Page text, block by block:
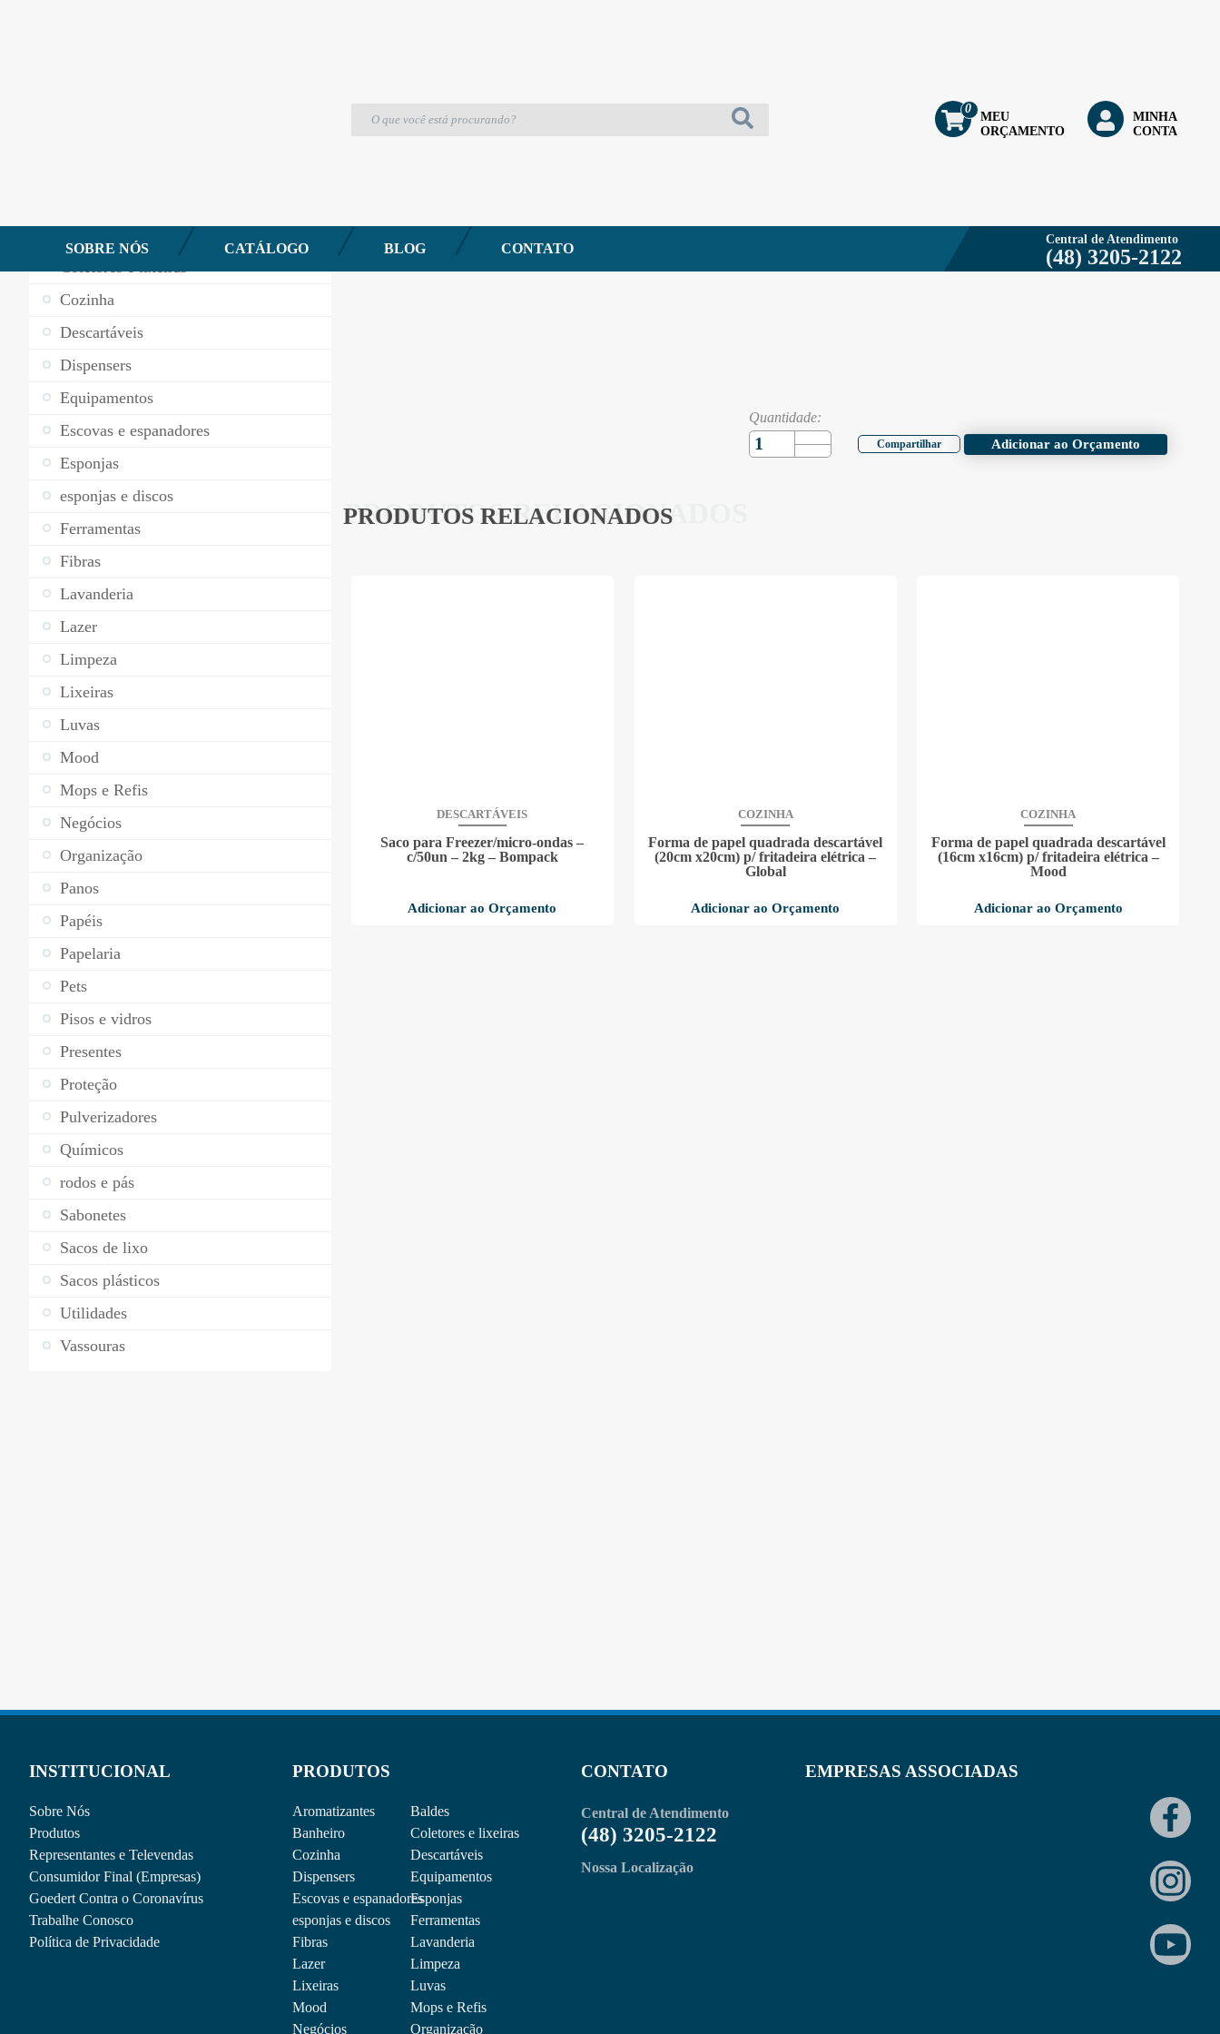
MEU
ORÇAMENTO
0
MINHA
CONTA
SOBRE NÓS CATÁLOGO BLOG CONTATO
Central de Atendimento
(48) 3205-2122
Coletores e lixeiras
Cozinha
Descartáveis
Dispensers
Equipamentos
Escovas e espanadores
Esponjas
esponjas e discos
Ferramentas
Fibras
Lavanderia
Lazer
Limpeza
Lixeiras
Luvas
Mood
Mops e Refis
Negócios
Organização
Panos
Papéis
Papelaria
Pets
Pisos e vidros
Presentes
Proteção
Pulverizadores
Químicos
rodos e pás
Sabonetes
Sacos de lixo
Sacos plásticos
Utilidades
Vassouras
Saco Freezer - 5kg - 50 unidades - Bompack
Produto não perecível - validade indeterminada; mantenha fora do alcance das crianças
Produzido em processo acéptico, sem contato manual com polietileno virgem e atóxico.
28cm x 42cm Capacidade 5Kg Possui 50 unidades
Quantidade:
Adicionar ao Orçamento
PRODUTOS RELACIONADOS
PRODUTOS RELACIONADOS
DESCARTÁVEIS
Saco para Freezer/micro-ondas –
c/50un – 2kg – Bompack
Adicionar ao Orçamento
COZINHA
Forma de papel quadrada descartável
(20cm x20cm) p/ fritadeira elétrica –
Global
Adicionar ao Orçamento
COZINHA
Forma de papel quadrada descartável
(16cm x16cm) p/ fritadeira elétrica –
Mood
Adicionar ao Orçamento
INSTITUCIONAL
Sobre Nós
Produtos
Representantes e Televendas
Consumidor Final (Empresas)
Goedert Contra o Coronavírus
Trabalhe Conosco
Política de Privacidade
PRODUTOS
Aromatizantes
Baldes
Banheiro
Coletores e lixeiras
Cozinha
Descartáveis
Dispensers
Equipamentos
Escovas e espanadoresEsponjas
esponjas e discos
Ferramentas
Fibras
Lavanderia
Lazer
Limpeza
Lixeiras
Luvas
Mood
Mops e Refis
Negócios
Organização
CONTATO
Central de Atendimento
(48) 3205-2122
Nossa Localização
EMPRESAS ASSOCIADAS